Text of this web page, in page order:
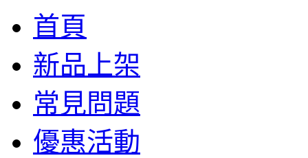
首頁
新品上架
常見問題
優惠活動